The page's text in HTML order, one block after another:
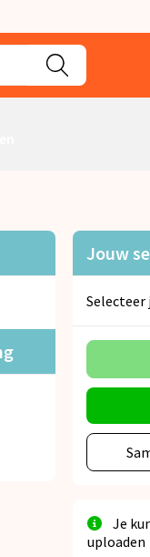
Jouw
Selecteer
Je
uploaden